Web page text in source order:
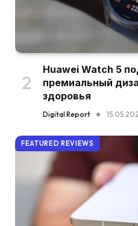
Huawei Watch 5
премиальный
здоровья
Digital Report
FEATURED REVIEWS